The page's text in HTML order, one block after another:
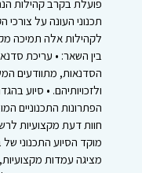
פועלת בקרב קהילות
תכנוני העונה על
לקהילות אלה תמיכה
בין השאר: • עריכת
הסדנאות, מתוודעים
ולזכויותיהם. • סיוע
הפתרונות התכנוניים
חוות דעת מקצועיות
מוקד הסיוע התכנוני
מציגה עמדות מקצועיות,